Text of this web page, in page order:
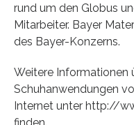
rund um den Globus
Mitarbeiter. Bayer
des Bayer-Konzerns.
Weitere Informationen
Schuhanwendungen
Internet unter http://
finden.